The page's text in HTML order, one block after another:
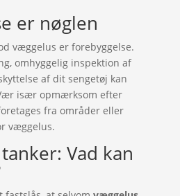
er nøglen
væggelus er forebyggelse.
omhyggelig inspektion af
af dit sengetøj kan
især opmærksom efter
fra områder eller
væggelus.
Vad kan